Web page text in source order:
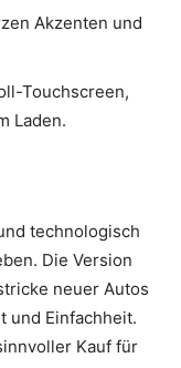
Akzenten und
Touchscreen,
Laden.
technologisch
Die Version
neuer Autos
und Einfachheit.
Kauf für